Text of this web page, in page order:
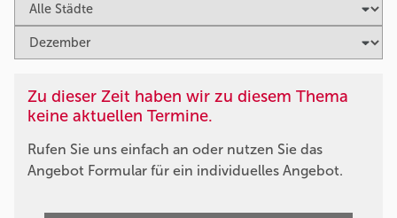
Zu dieser Zeit haben wir zu diesem Thema
keine aktuellen Termine.
Rufen Sie uns einfach an oder nutzen Sie das
Angebot Formular für ein individuelles Angebot.